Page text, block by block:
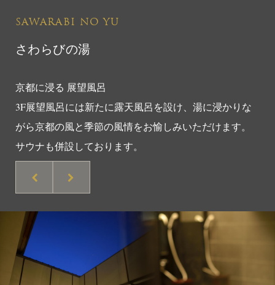
SAWARABI NO YU
さわらびの湯
京都に浸る 展望風呂
3F展望風呂には新たに露天風呂を設け、湯に浸かりな
がら京都の風と季節の風情をお愉しみいただけます。
サウナも併設しております。